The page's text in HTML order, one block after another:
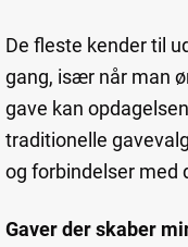
De fleste kender til
gang, især når man
gave kan
traditionelle
og forbindelser med
Gaver der skaber